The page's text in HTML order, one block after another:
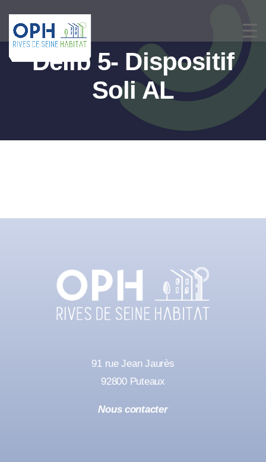
contenu
Délib 5- Dispositif
Soli AL
91 rue Jean Jaurès
92800 Puteaux
Nous contacter